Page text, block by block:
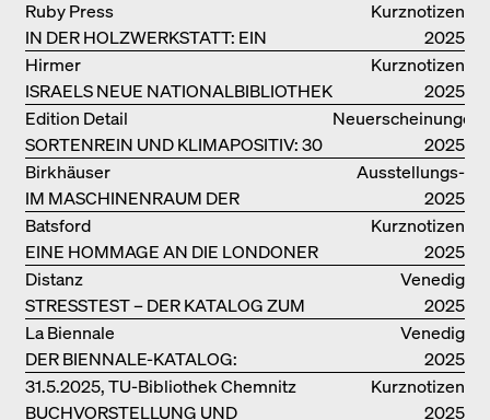
KOLONIALERBE IN CHINA
Kurznotizen
IN DER HOLZWERKSTATT: EIN
HANDBUCH
Ruby Press
2025
Kurznotizen
ISRAELS NEUE NATIONALBIBLIOTHEK
Hirmer
2025
Neuerscheinungen
SORTENREIN UND KLIMAPOSITIV: 30
VORBILDLICHE
HOLZKONSTRUKTIONEN
Edition Detail
2025
Ausstellungs­
kataloge
IM MASCHINENRAUM DER
ARCHITEKTUR
Birkhäuser
2025
Kurznotizen
EINE HOMMAGE AN DIE LONDONER
SOUTH BANK
Batsford
2025
Venedig
STRESSTEST – DER KATALOG ZUM
DEUTSCHEN PAVILLON IN VENEDIG
Distanz
2025
Venedig
DER BIENNALE-KATALOG:
INTELLIGENS. NATURAL. ARTIFICIAL.
COLLECTIVE
La Biennale
2025
Kurznotizen
BUCHVORSTELLUNG UND
31.5.2025, TU-Bibliothek Chemnitz
2025